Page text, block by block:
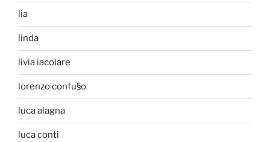
lia
linda
livia iacolare
lorenzo confu§o
luca alagna
luca conti